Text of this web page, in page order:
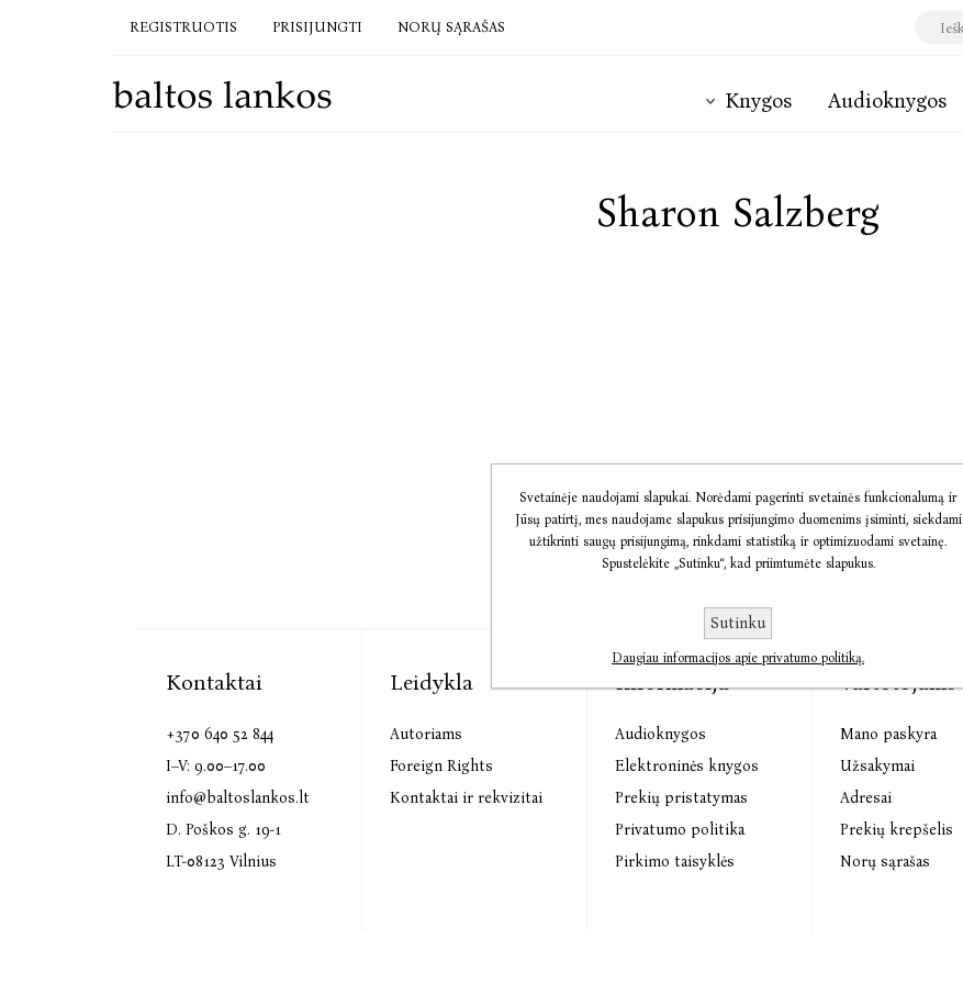
REGISTRUOTIS PRISIJUNGTI NORŲ SĄRAŠAS
Knygos Audioknygos
Sharon Salzberg
Kontaktai
+370 640 52 844
I–V: 9.00–17.00
info@baltoslankos.lt
D. Poškos g. 19-1
LT-08123 Vilnius
Leidykla
Autoriams
Foreign Rights
Kontaktai ir rekvizitai
Informacija
Audioknygos
Elektroninės knygos
Prekių pristatymas
Privatumo politika
Pirkimo taisyklės
Vartotojams
Mano paskyra
Užsakymai
Adresai
Prekių krepšelis
Norų sąrašas
Svetainėje naudojami slapukai. Norėdami pagerinti svetainės funkcionalumą ir
Jūsų patirtį, mes naudojame slapukus prisijungimo duomenims įsiminti, siekdami
užtikrinti saugų prisijungimą, rinkdami statistiką ir optimizuodami svetainę.
Spustelėkite „Sutinku“, kad priimtumėte slapukus.
Sutinku
Daugiau informacijos apie privatumo politiką.